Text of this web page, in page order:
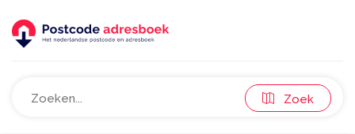
Zoek